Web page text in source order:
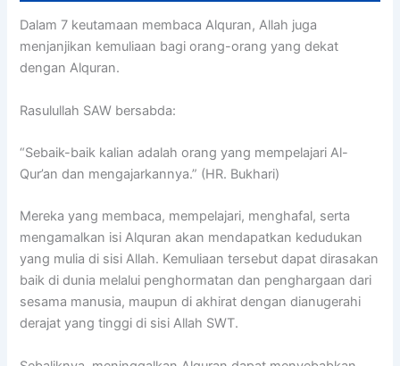
Dalam 7 keutamaan membaca Alquran, Allah juga
menjanjikan kemuliaan bagi orang-orang yang dekat
dengan Alquran.
Rasulullah SAW bersabda:
“Sebaik-baik kalian adalah orang yang mempelajari Al-
Qur’an dan mengajarkannya.” (HR. Bukhari)
Mereka yang membaca, mempelajari, menghafal, serta
mengamalkan isi Alquran akan mendapatkan kedudukan
yang mulia di sisi Allah. Kemuliaan tersebut dapat dirasakan
baik di dunia melalui penghormatan dan penghargaan dari
sesama manusia, maupun di akhirat dengan dianugerahi
derajat yang tinggi di sisi Allah SWT.